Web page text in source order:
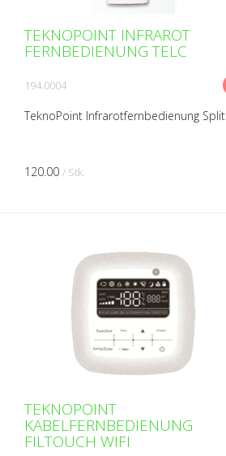
TEKNOPOINT INFRAROT
FERNBEDIENUNG TELC
194.0004
TeknoPoint Infrarotfernbedienung Split
120.00 / Stk.
TEKNOPOINT
KABELFERNBEDIENUNG
FILTOUCH WIFI